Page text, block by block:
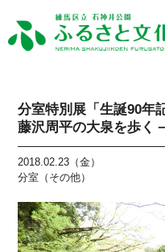
分室特別展「生誕90
藤沢周平の大泉を歩く
2018.02.23（金）
分室（その他）